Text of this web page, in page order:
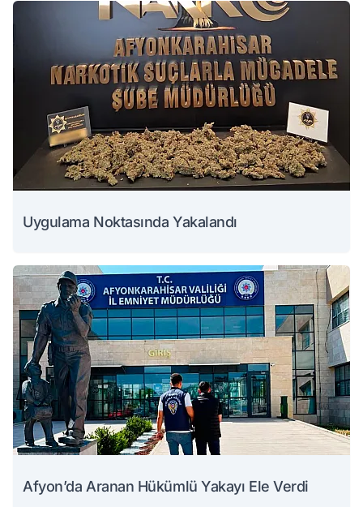
Uygulama Noktasında Yakalandı
Afyon’da Aranan Hükümlü Yakayı Ele Verdi